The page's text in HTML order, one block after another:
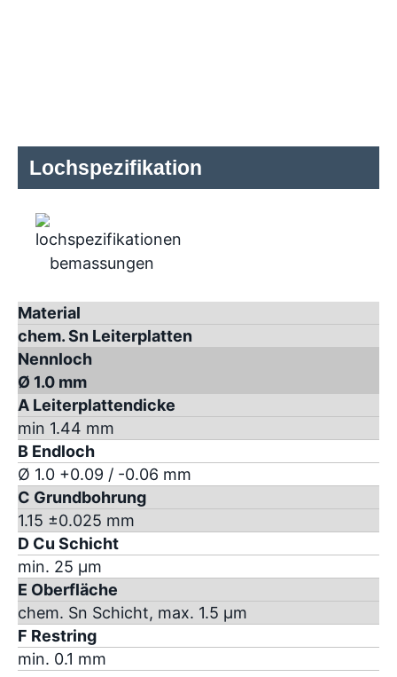
Lochspezifikation
Material
chem. Sn Leiterplatten
Nennloch
Ø 1.0 mm
A Leiterplattendicke
min 1.44 mm
B Endloch
Ø 1.0 +0.09 / -0.06 mm
C Grundbohrung
1.15 ±0.025 mm
D Cu Schicht
min. 25 µm
E Oberfläche
chem. Sn Schicht, max. 1.5 µm
F Restring
min. 0.1 mm